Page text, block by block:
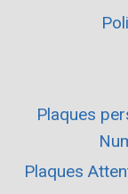
Plaques
Plaques